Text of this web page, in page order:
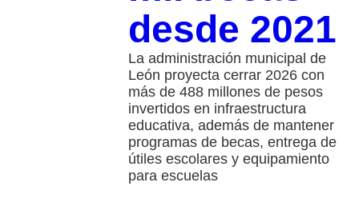
desde 2021
La administración municipal de
León proyecta cerrar 2026 con
más de 488 millones de pesos
invertidos en infraestructura
educativa, además de mantener
programas de becas, entrega de
útiles escolares y equipamiento
para escuelas